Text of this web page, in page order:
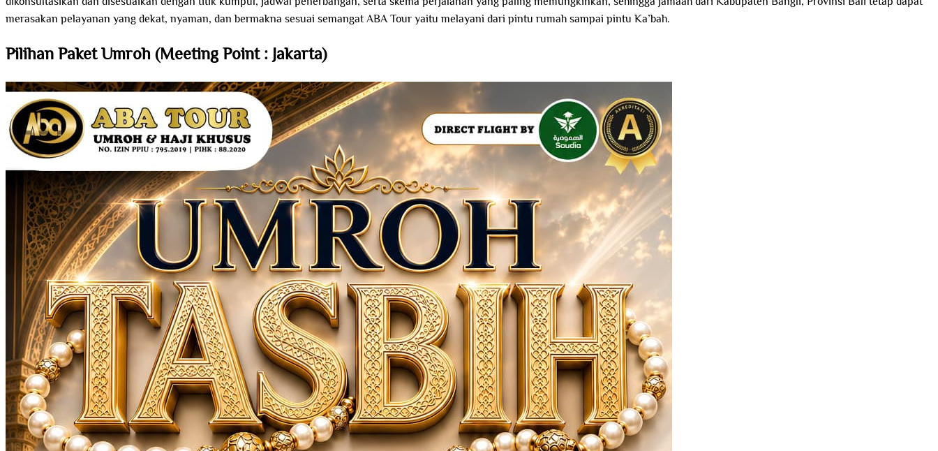
merasakan pelayanan yang dekat, nyaman, dan bermakna sesuai semangat ABA Tour yaitu melayani dari pintu rumah sampai pintu Ka’bah.
Pilihan Paket Umroh (Meeting Point : Jakarta)